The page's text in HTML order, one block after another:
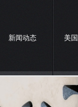
新闻动态 美